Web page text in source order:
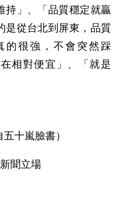
持」、「品質穩定就贏
是從台北到屏東，品質
的很強，不會突然踩
相對便宜」、「就是
十嵐臉書）
聞立場